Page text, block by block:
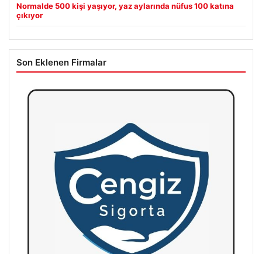
Normalde 500 kişi yaşıyor, yaz aylarında nüfus 100 katına
çıkıyor
Son Eklenen Firmalar